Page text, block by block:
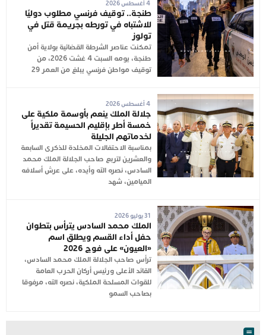
4 أغسطس 2026
طنجة.. توقيف فرنسي مطلوب دوليًا
للاشتباه في تورطه بجريمة قتل في
تولوز
تمكنت عناصر الشرطة القضائية بولاية أمن
طنجة، يومه السبت 4 غشت 2026، من
توقيف مواطن فرنسي يبلغ من العمر 29
4 أغسطس 2026
جلالة الملك ينعم بأوسمة ملكية على
خمسة أطر بإقليم الحسيمة تقديراً
لخدماتهم الجليلة
بمناسبة الاحتفالات المخلدة للذكرى السابعة
والعشرين لتربع صاحب الجلالة الملك محمد
السادس، نصره الله وأيده، على عرش أسلافه
الميامين، شهد
31 يوليو 2026
الملك محمد السادس يترأس بتطوان
حفل أداء القسم ويطلق اسم
«العيون» على فوج 2026
ترأس صاحب الجلالة الملك محمد السادس،
القائد الأعلى ورئيس أركان الحرب العامة
للقوات المسلحة الملكية، نصره الله، مرفوقا
بصاحب السمو